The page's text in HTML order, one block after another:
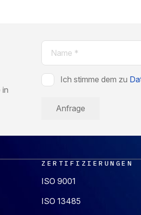
in
Name
(erforderlich)
Zustimmung
Ich stimme dem zu
ZERTIFIZIERUNGEN
ISO 9001
ISO 13485